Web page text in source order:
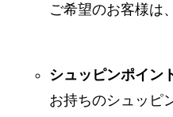
ご希望のお客様は
シュッピンポイン
お持ちのシュッピ